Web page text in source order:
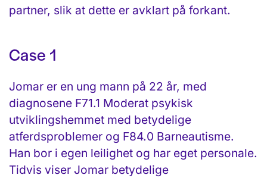
partner, slik at dette er avklart på forkant.
Case 1
Jomar er en ung mann på 22 år, med
diagnosene F71.1 Moderat psykisk
utviklingshemmet med betydelige
atferdsproblemer og F84.0 Barneautisme.
Han bor i egen leilighet og har eget personale.
Tidvis viser Jomar betydelige